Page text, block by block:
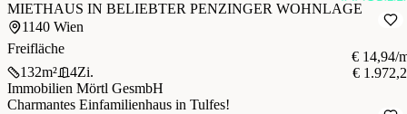
MIETHAUS IN BELIEBTER PENZINGER WOHNLAGE
1140 Wien
Freifläche
132m² 4Zi.
€ 14,94/
€
Immobilien Mörtl GesmbH
Charmantes Einfamilienhaus in Tulfes!